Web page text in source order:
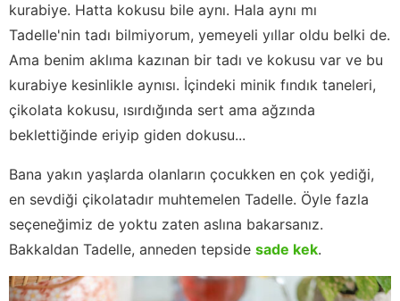
kurabiye. Hatta kokusu bile aynı. Hala aynı mı
Tadelle'nin tadı bilmiyorum, yemeyeli yıllar oldu belki de.
Ama benim aklıma kazınan bir tadı ve kokusu var ve bu
kurabiye kesinlikle aynısı. İçindeki minik fındık taneleri,
çikolata kokusu, ısırdığında sert ama ağzında
beklettiğinde eriyip giden dokusu...
Bana yakın yaşlarda olanların çocukken en çok yediği,
en sevdiği çikolatadır muhtemelen Tadelle. Öyle fazla
seçeneğimiz de yoktu zaten aslına bakarsanız.
Bakkaldan Tadelle, anneden tepside sade kek.